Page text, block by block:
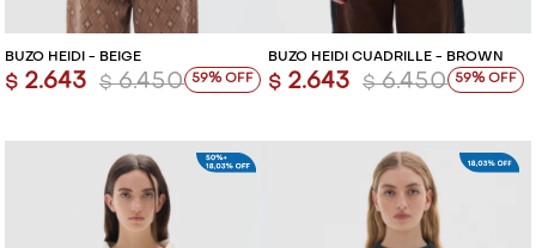
BUZO HEIDI - BEIGE
$ 2.643 $ 6.450 59
BUZO HEIDI CUADRILLÉ - BROWN
$ 2.643 $ 6.450 59